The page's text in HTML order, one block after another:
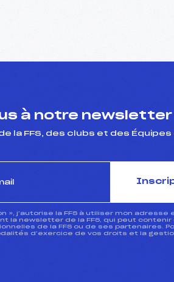
à notre newsletter
la FFS, des clubs et des Équipes
», j’autorise la FFS à utiliser mon adresse
la newsletter de la FFS, qui peut
de la FFS ou de ses partenaires.
d’exercice de vos droits et la